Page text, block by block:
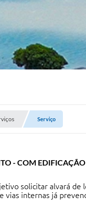
Serviço
- COM EDIFICAÇÃO
solicitar alvará de
vias internas já